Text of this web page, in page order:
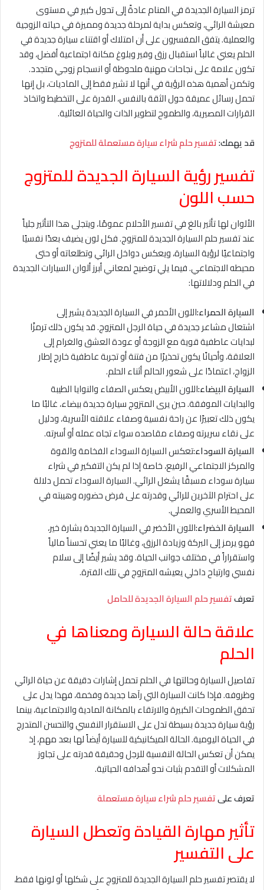
ترمز السيارة الجديدة في المنام عادةً إلى تحول كبير في مستوى
معيشة الرائي، وتعكس بداية لمرحلة جديدة ومميزة في حياته الزوجية
والعملية. يتفق المفسرون على أن امتلاك أو اقتناء سيارة جديدة في
الحلم يعني غالباً استقبال رزق وفير وبلوغ مكانة اجتماعية أفضل، وقد
تكون علامة على نجاحات مهنية ملحوظة أو انسجام زوجي متجدد.
وتكمن أهمية هذه الرؤية في أنها لا تشير فقط إلى الماديات، بل إنها
تحمل رسائل عميقة حول الثقة بالنفس، القدرة على التخطيط واتخاذ
القرارات المصيرية، والطموح لتطوير الذات والحياة العائلية.
قد يهمك:تفسير حلم شراء سيارة مستعملة للمتزوج
تفسير رؤية السيارة الجديدة للمتزوج
حسب اللون
الألوان لها تأثير بالغ في تفسير الأحلام عمومًا، ويتجلى هذا التأثير جلياً
عند تفسير حلم السيارة الجديدة للمتزوج. فكل لون يضيف بعدًا نفسيًا
واجتماعيًا لرؤية السيارة، ويعكس دواخل الرائي وتطلعاته أو حتى
محيطه الاجتماعي. فيما يلي توضيح لمعاني أبرز ألوان السيارات الجديدة
في الحلم ودلالاتها:
السيارة الحمراء:اللون الأحمر في السيارة الجديدة يشير إلى
اشتعال مشاعر جديدة في حياة الرجل المتزوج. قد يكون ذلك ترمزًا
لبدايات عاطفية قوية مع الزوجة أو عودة العشق والغرام إلى
العلاقة، وأحيانًا يكون تحذيرًا من فتنة أو تجربة عاطفية خارج إطار
الزواج، اعتمادًا على شعور الحالم أثناء الحلم.
السيارة البيضاء:اللون الأبيض يعكس الصفاء والنوايا الطيبة
والبدايات الموفقة. حين يرى المتزوج سيارة جديدة بيضاء، غالبًا ما
يكون ذلك تعبيرًا عن راحة نفسية وصفاء علاقته الأسرية، ودليل
على نقاء سريرته وصفاء مقاصده سواء تجاه عمله أو أسرته.
السيارة السوداء:تعكس السيارة السوداء الفخامة والقوة
والمركز الاجتماعي الرفيع، خاصة إذا لم يكن التفكير في شراء
سيارة سوداء مسبقًا يشغل الرائي. السيارة السوداء تحمل دلالة
على احترام الآخرين للرائي وقدرته على فرض حضوره وهيبته في
المحيط الأسري والعملي.
السيارة الخضراء:اللون الأخضر في السيارة الجديدة بشارة خير،
فهو يرمز إلى البركة وزيادة الرزق، وغالبًا ما يعني تحسناً مالياً
واستقراراً في مختلف جوانب الحياة. وقد يشير أيضًا إلى سلام
نفسي وارتياح داخلي يعيشه المتزوج في تلك الفترة.
تعرفتفسير حلم السيارة الجديدة للحامل
علاقة حالة السيارة ومعناها في
الحلم
تفاصيل السيارة وحالتها في الحلم تحمل إشارات دقيقة عن حياة الرائي
وظروفه. فإذا كانت السيارة التي رآها جديدة وفخمة، فهذا يدل على
تحقق الطموحات الكبيرة والارتقاء بالمكانة المادية والاجتماعية، بينما
رؤية سيارة جديدة بسيطة تدل على الاستقرار النفسي والتحسن المتدرج
في الحياة اليومية. الحالة الميكانيكية للسيارة أيضاً لها بعد مهم، إذ
يمكن أن تعكس الحالة النفسية للرجل وحقيقة قدرته على تجاوز
المشكلات أو التقدم بثبات نحو أهدافه الحياتية.
تعرف علىتفسير حلم شراء سيارة مستعملة
تأثير مهارة القيادة وتعطل السيارة
على التفسير
لا يقتصر تفسير حلم السيارة الجديدة للمتزوج على شكلها أو لونها فقط،